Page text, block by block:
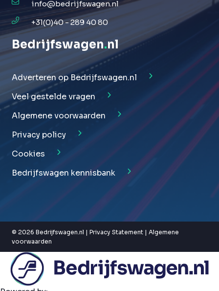
info@bedrijfswagen.nl
+31(0)40 - 289 40 80
Bedrijfswagen.nl
Adverteren op Bedrijfswagen.nl
Veel gestelde vragen
Algemene voorwaarden
Privacy policy
Cookies
Bedrijfswagen kennisbank
© 2026 Bedrijfswagen.nl | Privacy Statement | Algemene
voorwaarden